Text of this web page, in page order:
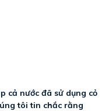
cả nước đã sử dụng cỏ
tôi tin chắc rằng